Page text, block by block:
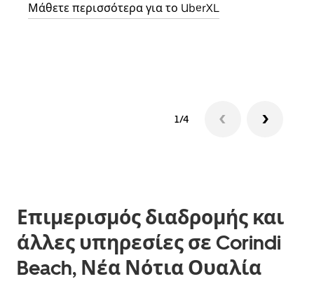
Μάθετε περισσότερα για το UberXL
1/4
Επιμερισμός διαδρομής και
άλλες υπηρεσίες σε Corindi
Beach, Νέα Νότια Ουαλία